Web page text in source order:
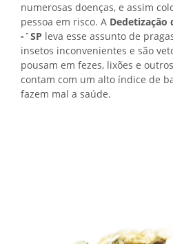
numerosas doenças, e assim
pessoa em risco. A Dedetização
-´SP leva esse assunto de
insetos inconvenientes e são
pousam em fezes, lixões e
contam com um alto índice de
fazem mal a saúde.